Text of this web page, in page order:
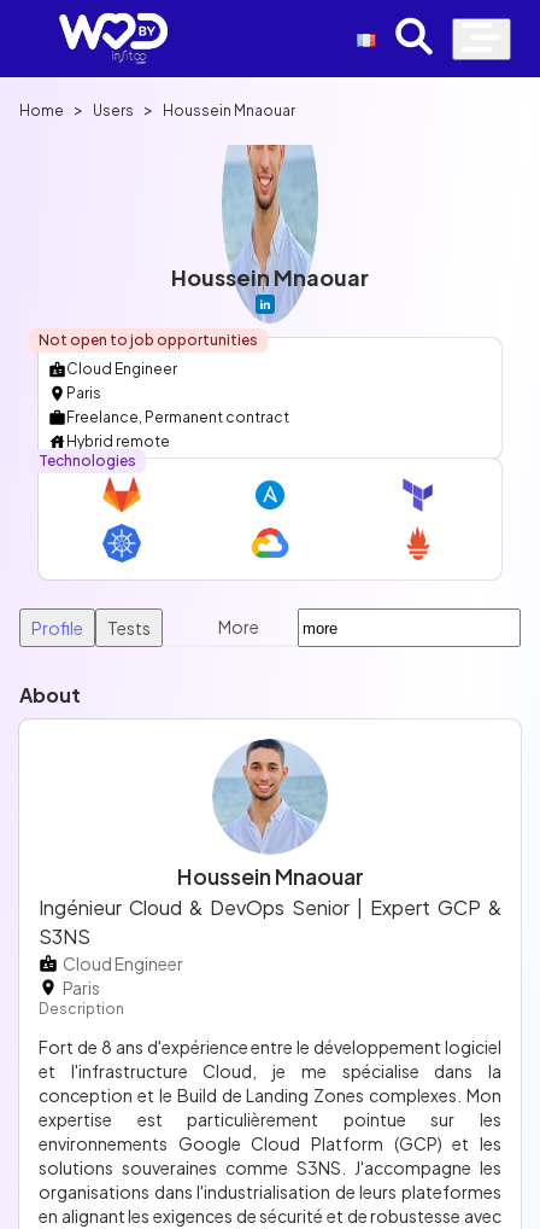
Home > Users > Houssein Mnaouar
Houssein Mnaouar
Not open to job opportunities
Cloud Engineer
Paris
Freelance, Permanent contract
Hybrid remote
Technologies
Profile Tests More
About
Houssein Mnaouar
Ingénieur Cloud & DevOps Senior | Expert GCP &
S3NS
Cloud Engineer
Paris
Description
Fort de 8 ans d'expérience entre le développement logiciel
et l'infrastructure Cloud, je me spécialise dans la
conception et le Build de Landing Zones complexes. Mon
expertise est particulièrement pointue sur les
environnements Google Cloud Platform (GCP) et les
solutions souveraines comme S3NS. J'accompagne les
organisations dans l'industrialisation de leurs plateformes
en alignant les exigences de sécurité et de robustesse avec